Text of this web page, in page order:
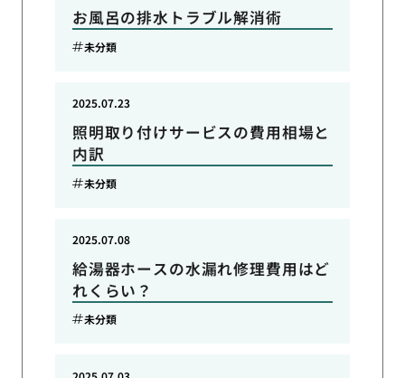
お風呂の排水トラブル解消術
未分類
照明取り付けサービスの費用相場と
内訳
2025.07.23
未分類
給湯器ホースの水漏れ修理費用はど
れくらい？
2025.07.08
未分類